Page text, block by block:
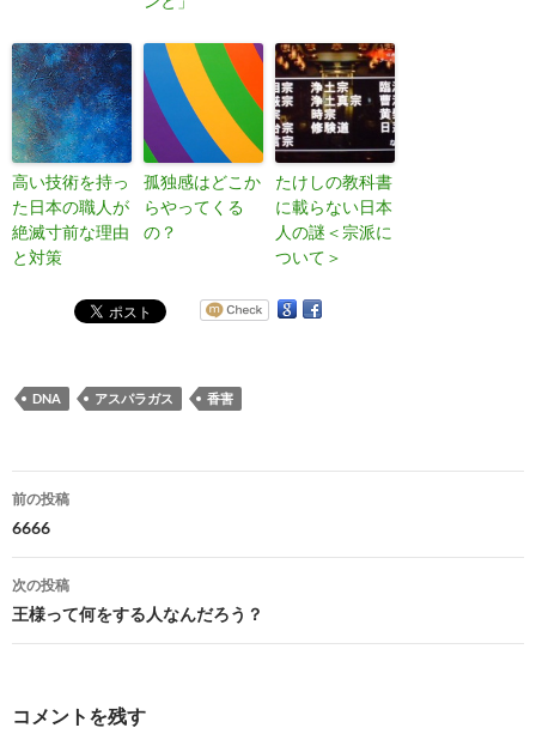
高い技術を持っ
た日本の職人が
絶滅寸前な理由
と対策
孤独感はどこか
らやってくる
の？
たけしの教科書
に載らない日本
人の謎＜宗派に
ついて＞
DNA アスパラガス 香害
投
稿
ナ
ビ
前の投稿
6666
次の投稿
王様って何をする人なんだろう？
コメントを残す